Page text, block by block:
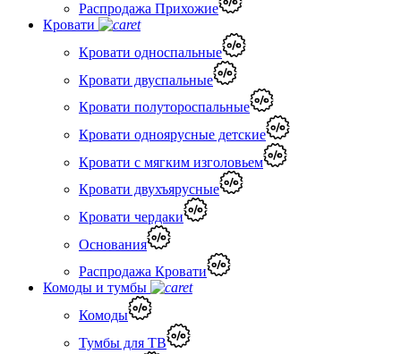
Распродажа Прихожие
Кровати
Кровати односпальные
Кровати двуспальные
Кровати полутороспальные
Кровати одноярусные детские
Кровати с мягким изголовьем
Кровати двухъярусные
Кровати чердаки
Основания
Распродажа Кровати
Комоды и тумбы
Комоды
Тумбы для ТВ